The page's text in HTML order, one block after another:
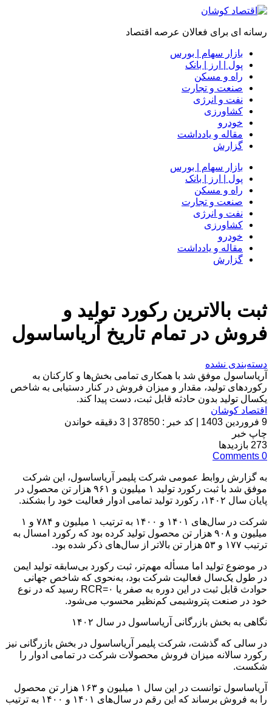
رسانه ای برای فعالان عرصه اقتصاد
بازار سهام | بورس
پول | ارز | بانک
راه و مسکن
صنعت و تجارت
نفت و انرژی
کشاورزی
خودرو
مقاله و یادداشت
گزارش
بازار سهام | بورس
پول | ارز | بانک
راه و مسکن
صنعت و تجارت
نفت و انرژی
کشاورزی
خودرو
مقاله و یادداشت
گزارش
ثبت بالاترین رکورد تولید و
فروش در تمام تاریخ آریاساسول
دسته‌بندی نشده
آریاساسول موفق شد با همکاری تمامی بخش‌ها و کارکنان به
رکوردهای تولید، مقدار و میزان فروش در کنار دستیابی به شاخص
یکسال تولید بدون حادثه قابل ثبت، دست پیدا کند.
اقتصاد کوشان
9 فروردین 1403
کد خبر : 37850
3 دقیقه خواندن
چاپ خبر
273 بازدیدها
0
Comments
به گزارش روابط عمومی شرکت پلیمر آریاساسول، این شرکت
موفق شد با ثبت رکورد تولید ۱ میلیون و ۹۶۱ هزار تن محصول در
پایان سال ۱۴۰۲، رکورد تولید تمامی ادوار فعالیت خود را بشکند.
شرکت در سال‌های ۱۴۰۱ و ۱۴۰۰ به ترتیب ۱ میلیون و ۷۸۴ و ۱
میلیون و ۹۰۸ هزار تن محصول تولید کرده بود که رکورد امسال به
ترتیب ۱۷۷ و ۵۳ هزار تن بالاتر از سال‌های ذکر شده بود.
در موضوع تولید اما مسأله مهم‌تر، ثبت رکورد بی‌سابقه تولید ایمن
در طول یک‌سال فعالیت شرکت بود، به‌نحوی که شاخص جهانی
حوادث قابل ثبت در این دوره به صفر یا RCR=۰ رسید که در نوع
خود در صنعت پتروشیمی کم‌نظیر محسوب می‌شود.
نگاهی به بخش بازرگانی آریاساسول در سال ۱۴۰۲
در سالی که گذشت، شرکت پلیمر آریاساسول در بخش بازرگانی نیز
رکورد سالانه میزان فروش محصولات شرکت در تمامی ادوار را
شکست.
آریاساسول توانست در این سال ۱ میلیون و ۱۶۳ هزار تن محصول
را به فروش برساند که این رقم در سال‌های ۱۴۰۱ و ۱۴۰۰ به ترتیب